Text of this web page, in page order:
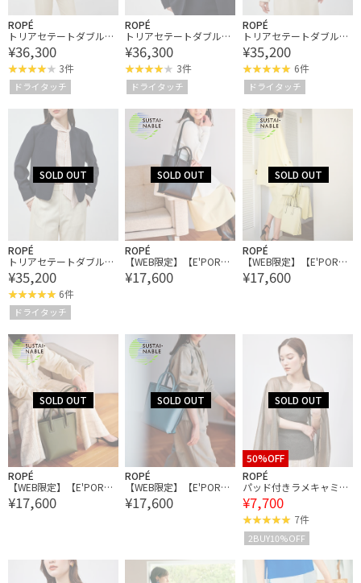
ROPÉ
トリアセテートダブルク
ロスVネックジャケット
【セレモニー/通勤対
応】【洗える】
¥36,300
3件
ドライタッチ
ROPÉ
トリアセテートダブルク
ロスVネックジャケット
【セレモニー/通勤対
応】【洗える】
¥36,300
3件
ドライタッチ
ROPÉ
トリアセテートダブルク
ロス クルーネックジャケ
ット【セレモニー/通勤
対応】【洗える】
¥35,200
6件
ドライタッチ
ROPÉ
トリアセテートダブルク
ロス クルーネックジャケ
ット【セレモニー/通勤
対応】【洗える】
¥35,200
6件
ドライタッチ
ROPÉ
【WEB限定】【E'POR】
LIMITED MODEL Ree Med
ium（リー）
¥17,600
ROPÉ
【WEB限定】【E'POR】
LIMITED MODEL Ree Med
ium（リー）
¥17,600
ROPÉ
【WEB限定】【E'POR】
LIMITED MODEL Ree Med
ium（リー）
¥17,600
ROPÉ
【WEB限定】【E'POR】
LIMITED MODEL Ree Med
ium（リー）
¥17,600
50%OFF
ROPÉ
パッド付きラメキャミソ
ール
¥7,700
7件
2BUY10%OFF